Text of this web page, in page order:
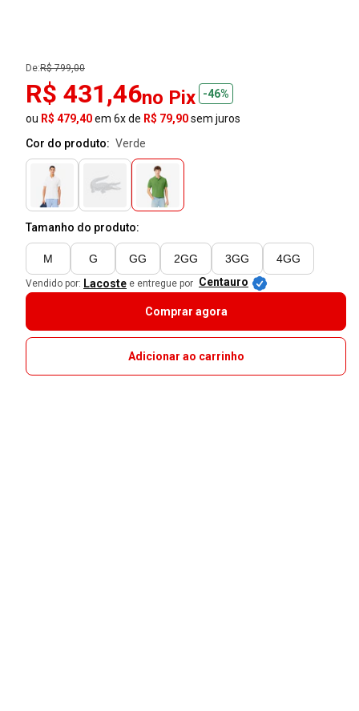
De:R$ 799,00
R$ 431,46no Pix
-46%
ou R$ 479,40em 6x de R$ 79,90sem juros
Cor do produto:
verde
Tamanho do produto:
M G GG 2GG 3GG 4GG
Vendido por: Lacoste e entregue por Centauro
Comprar agora
Adicionar ao carrinho